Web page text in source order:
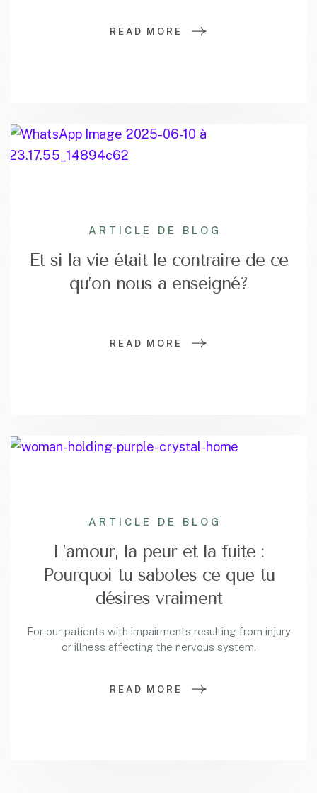
READ MORE
ARTICLE DE BLOG
Et si la vie était le contraire de ce
qu’on nous a enseigné?
READ MORE
ARTICLE DE BLOG
L’amour, la peur et la fuite :
Pourquoi tu sabotes ce que tu
désires vraiment
For our patients with impairments resulting from injury
or illness affecting the nervous system.
READ MORE